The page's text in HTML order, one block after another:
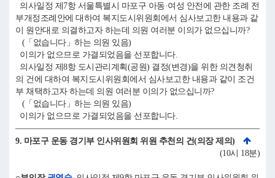
의사일정 제7항 서울특별시 마포구 아동·여성 안전에 관한 조례 전
부개정조례안에 대하여 복지도시위원회에서 심사보고한 내용과 같
이 원안대로 의결하고자 하는데 의원 여러분 이의가 없으십니까?
(「없습니다」하는 의원 있음)
이의가 없으므로 가결되었음을 선포합니다.
의사일정 제8항 도시관리계획(공원) 결정(변경)을 위한 의견청취
의 건에 대하여 복지도시위원회에서 심사보고한 내용과 같이 조건
부 채택하고자 하는데 의원 여러분 이의가 없으십니까?
(「없습니다」하는 의원 있음)
이의가 없으므로 가결되었음을 선포합니다.
9. 마포구 운동 경기부 인사위원회 위원 추천의 건(의장 제의)
(10시 18분)